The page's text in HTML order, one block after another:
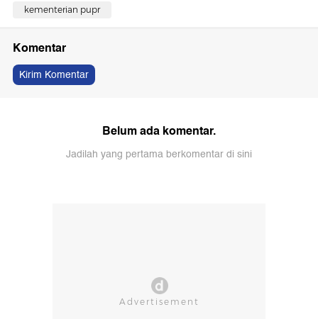
kementerian pupr
Komentar
Kirim Komentar
Belum ada komentar.
Jadilah yang pertama berkomentar di sini